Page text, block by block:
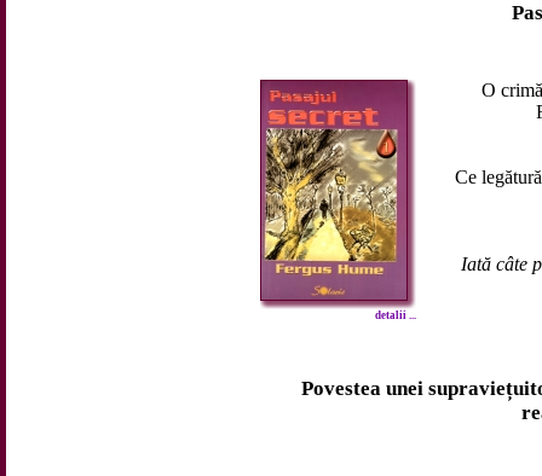
detalii ...
O
Ce
Iată câte
Povestea unei